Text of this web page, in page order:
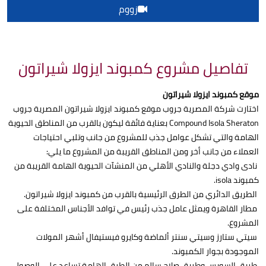
زووم
تفاصيل مشروع كمبوند ايزولا شيراتون
موقع كمبوند ايزولا شيراتون
اختارت شركة المصرية جروب موقع كمبوند ايزولا شيراتون المصرية جروب
Compound Isola Sheraton بعناية فائقة ليكون بالقرب من المناطق الحيوية
الهامة والتي تشكل عوامل جذب للمشروع من جانب وتلبي احتياجات
العملاء من جانب أخر ومن المناطق القريبة من المشروع ما يلي:
نادى وادي دجلة والنادي الأهلي من المنشآت الحيوية الهامة القريبة من
كمبوند isola.
الطريق الدائري من الطرق الرئيسية بالقرب من كمبوند ايزولا شيراتون.
مطار القاهرة ويمثل عامل جذب رئيس في توافد الأجناس المختلفة على
المشروع.
سيتي ستارز وسيتي سنتر ألماضة وكايرو فيستيفال أشهر المولات
الموجودة بجوار الكمبوند.